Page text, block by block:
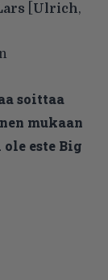
Ulrich,
soittaa
mukaan
este Big